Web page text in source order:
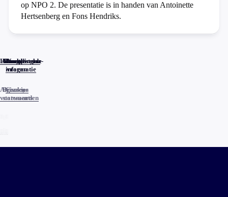
op NPO 2. De presentatie is in handen van Antoinette
Hertsenberg en Fons Hendriks.
Home
Actueel
Uitzendingen
Reacties
Programma-
informatie
Veelgestelde
vragen
Algemene
voorwaarden
Privacy
statements
Cookies